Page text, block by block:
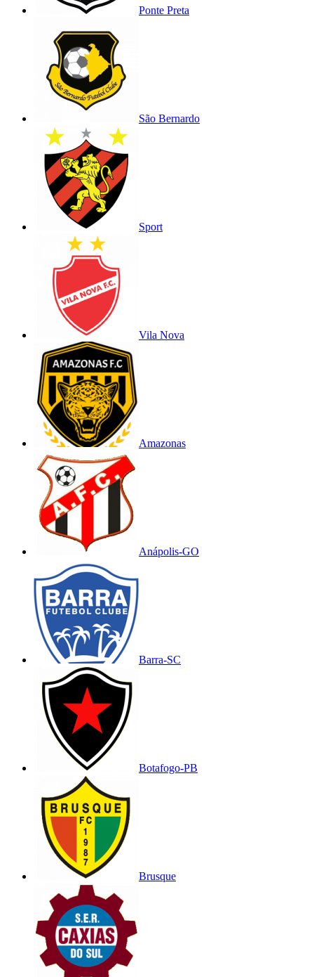
Ponte Preta
São Bernardo
Sport
Vila Nova
Amazonas
Anápolis-GO
Barra-SC
Botafogo-PB
Brusque